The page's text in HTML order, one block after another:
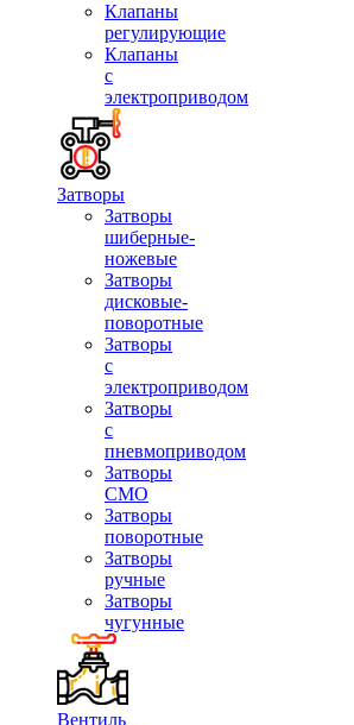
Клапаны
регулирующие
Клапаны
с
электроприводом
Затворы
Затворы
шиберные-
ножевые
Затворы
дисковые-
поворотные
Затворы
с
электроприводом
Затворы
с
пневмоприводом
Затворы
СМО
Затворы
поворотные
Затворы
ручные
Затворы
чугунные
Вентиль